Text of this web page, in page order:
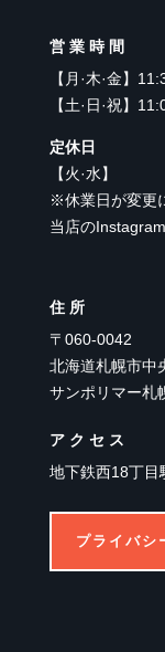
営業時間
【 月·木·金】
【土·日·祝】
定休日
【火·水】
※休業日が変更
当店の
住所
〒060-0042
北海道札幌市中
サンポリマー札
アクセス
地下鉄西18丁目
プライバシ